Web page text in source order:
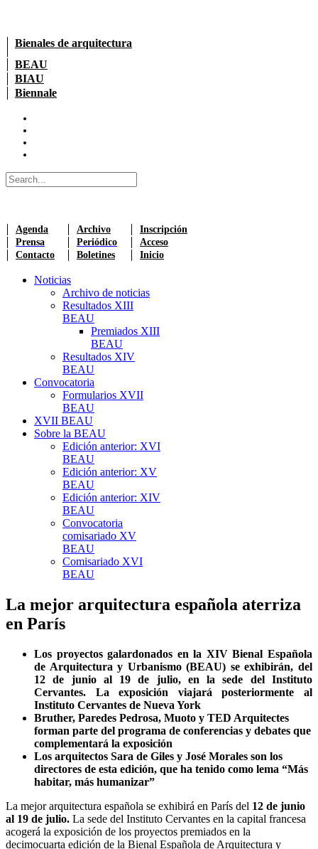
Bienales de arquitectura
BEAU
BIAU
Biennale
Agenda Archivo
Inscripción
Prensa
Periódico
Acceso
Contacto
Boletines Inicio
Noticias
Archivo de noticias
Resultados XIII
BEAU
Premiados XIII
BEAU
Resultados XIV
BEAU
Convocatoria
Formularios XVII
BEAU
XVII BEAU
Sobre la BEAU
Edición anterior: XVI
BEAU
Edición anterior: XV
BEAU
Edición anterior: XIV
BEAU
Convocatoria
comisariado XV
BEAU
Comisariado XVI
BEAU
La mejor arquitectura española aterriza
en París
Los proyectos galardonados en la XIV Bienal Española
de Arquitectura y Urbanismo (BEAU) se exhibirán, del
12 de junio al 19 de julio, en la sede del Instituto
Cervantes. La exposición viajará posteriormente al
Instituto Cervantes de Nueva York
Bruther, Paredes Pedrosa, Muoto y TED Arquitectes
forman parte del programa de conferencias y debates que
complementará la exposición
Los arquitectos Sara de Giles y José Morales son los
directores de esta edición, que ha tenido como lema “Más
habitar, más humanizar”
La mejor arquitectura española se exhibirá en París del 12 de junio
al 19 de julio. La sede del Instituto Cervantes en la capital francesa
acogerá la exposición de los proyectos premiados en la
decimocuarta edición de la Bienal Española de Arquitectura y